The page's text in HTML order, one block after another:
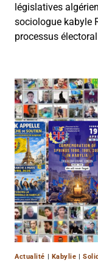
législatives
sociologue kabyle
processus
Actualité | Kabylie |